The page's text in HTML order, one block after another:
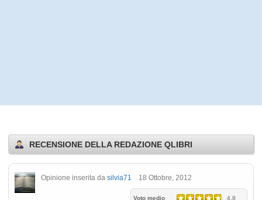
RECENSIONE DELLA REDAZIONE QLIBRI
Opinione inserita da silvia71 18 Ottobre, 2012
Voto medio 4.8